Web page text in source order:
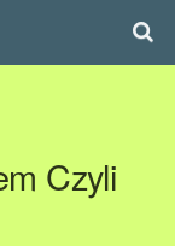
Czyli